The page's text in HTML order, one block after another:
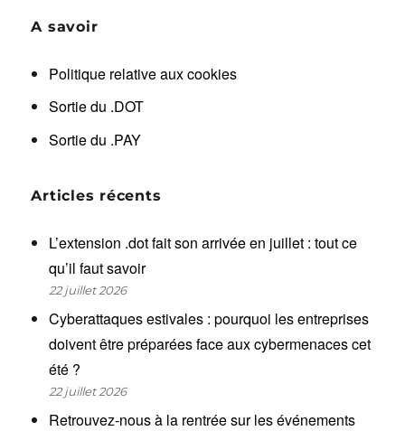
A savoir
Politique relative aux cookies
Sortie du .DOT
Sortie du .PAY
Articles récents
L’extension .dot fait son arrivée en juillet : tout ce
qu’il faut savoir
22 juillet 2026
Cyberattaques estivales : pourquoi les entreprises
doivent être préparées face aux cybermenaces cet
été ?
22 juillet 2026
Retrouvez-nous à la rentrée sur les événements